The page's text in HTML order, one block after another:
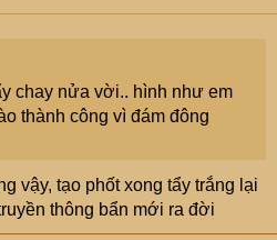
chay nửa vời.. hình như em
thành công vì đám đông
vậy, tạo phốt xong tẩy trắng lại
thông bẩn mới ra đời